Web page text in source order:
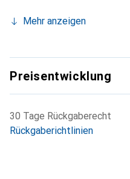
Mehr anzeigen
Preisentwicklung
30 Tage Rückgaberecht
Rückgaberichtlinien